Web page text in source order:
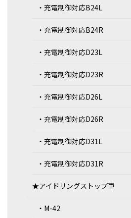
・充電制御対応B24L
・充電制御対応B24R
・充電制御対応D23L
・充電制御対応D23R
・充電制御対応D26L
・充電制御対応D26R
・充電制御対応D31L
・充電制御対応D31R
★アイドリングストップ車
・M-42